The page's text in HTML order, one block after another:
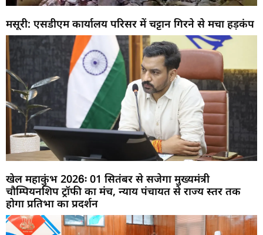
मसूरी: एसडीएम कार्यालय परिसर में चट्टान गिरने से मचा हड़कंप
खेल महाकुंभ 2026ः 01 सितंबर से सजेगा मुख्यमंत्री
चौम्पियनशिप ट्रॉफी का मंच, न्याय पंचायत से राज्य स्तर तक
होगा प्रतिभा का प्रदर्शन